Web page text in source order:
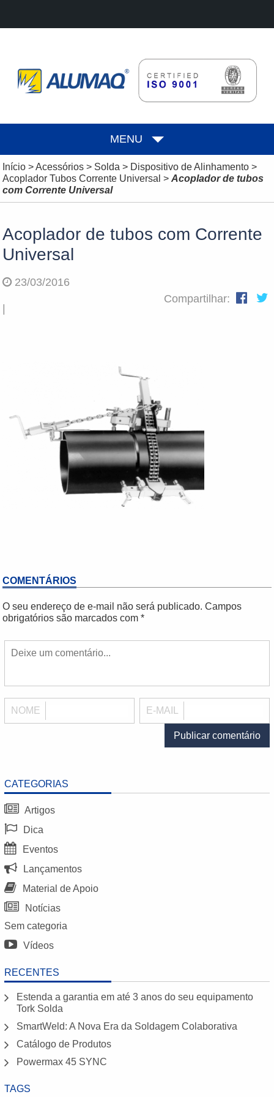
MENU
Início>Acessórios> Solda > Dispositivo de Alinhamento>
Acoplador Tubos Corrente Universal > Acoplador de tubos
com Corrente Universal
CATEGORIAS
Artigos
Dica
Eventos
Lançamentos
Material de Apoio
Notícias
Sem categoria
Vídeos
RECENTES
Estenda a garantia em até 3 anos do seu equipamento
Tork Solda
SmartWeld: A Nova Era da Soldagem Colaborativa
Catálogo de Produtos
Powermax 45 SYNC
TAGS
Acoplador de tubos com Corrente
Universal
23/03/2016
|
Compartilhar:
COMENTÁRIOS
O seu endereço de e-mail não será publicado. Campos
obrigatórios são marcados com *
NOME E-MAIL